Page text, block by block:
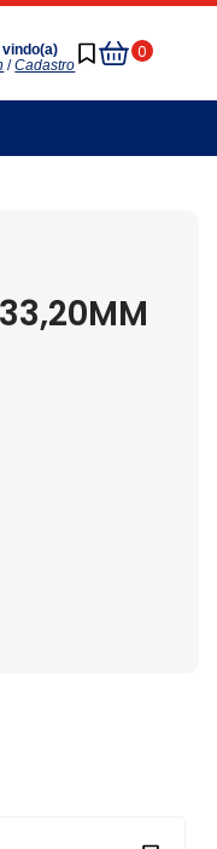
vindo(a)
/Cadastro
0
Meu
Carrinho